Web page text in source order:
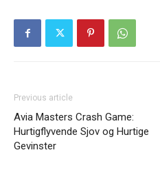
Previous article
Avia Masters Crash Game:
Hurtigflyvende Sjov og Hurtige
Gevinster